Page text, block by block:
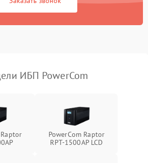
Подробнее →
ИБП PowerCom
PowerCom Raptor
RPT-1500AP LCD